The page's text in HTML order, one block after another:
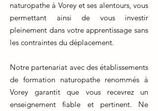
naturopathe à Vorey et ses alentours, vous
permettant ainsi de vous investir
pleinement dans votre apprentissage sans
les contraintes du déplacement.
Notre partenariat avec des établissements
de formation naturopathe renommés à
Vorey garantit que vous recevrez un
enseignement fiable et pertinent. Ne